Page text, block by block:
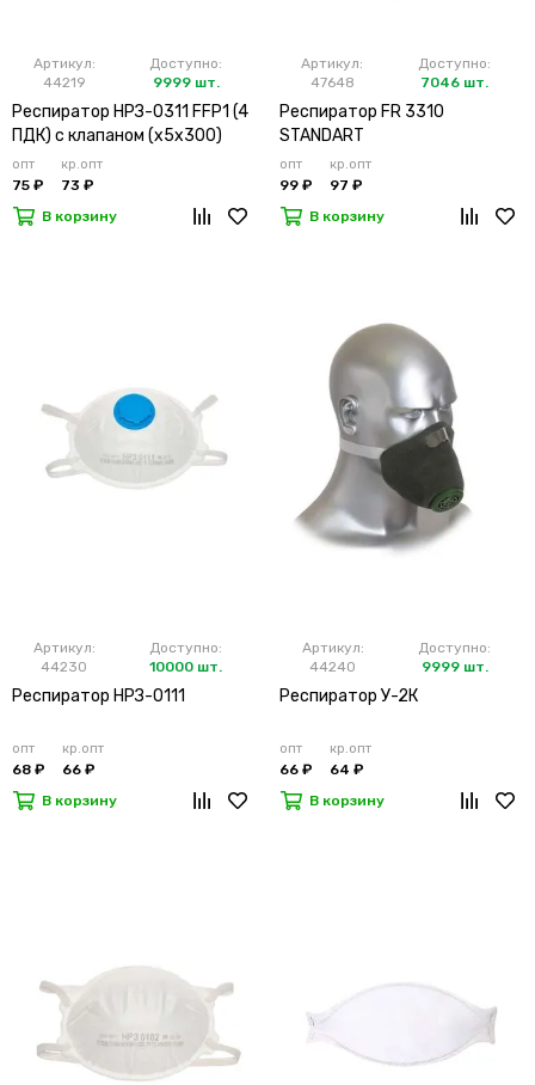
Артикул:
44219
Доступно:
9999 шт.
Респиратор НРЗ-0311 FFP1 (4
ПДК) с клапаном (х5х300)
опт
75 ₽
кр.опт
73 ₽
В корзину
Артикул:
47648
Доступно:
7046 шт.
Респиратор FR 3310
STANDART
опт
99 ₽
кр.опт
97 ₽
В корзину
Артикул:
44230
Доступно:
10000 шт.
Респиратор НРЗ-0111
опт
68 ₽
кр.опт
66 ₽
В корзину
Артикул:
44240
Доступно:
9999 шт.
Респиратор У-2К
опт
66 ₽
кр.опт
64 ₽
В корзину